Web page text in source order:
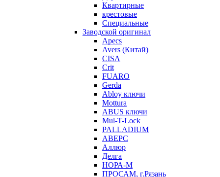
Квартирные
крестовые
Специальные
Заводской оригинал
Apecs
Avers (Китай)
CISA
Crit
FUARO
Gerda
Abloy ключи
Mottura
ABUS ключи
Mul-T-Lock
PALLADIUM
АВЕРС
Аллюр
Делга
НОРА-М
ПРОСАМ, г.Рязань